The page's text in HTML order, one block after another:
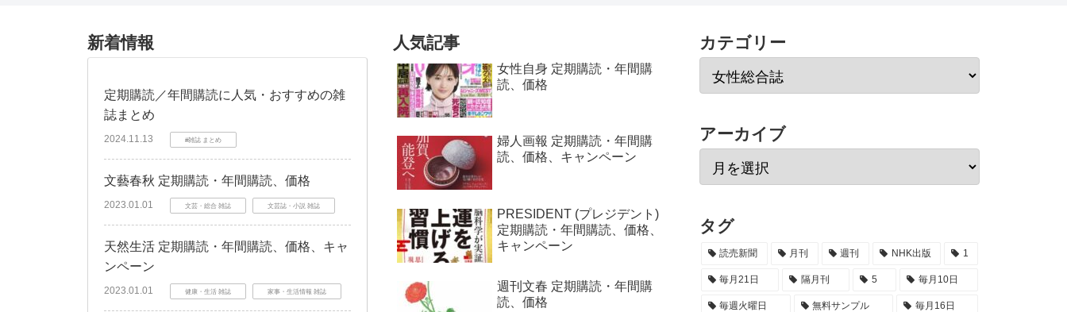
新着情報
定期購読／年間購読に人気・おすすめの雑
誌まとめ
2024.11.13 #雑誌 まとめ
文藝春秋 定期購読・年間購読、価格
2023.01.01 文芸・総合 雑誌 文芸誌・小説 雑誌
天然生活 定期購読・年間購読、価格、キャ
ンペーン
2023.01.01 健康・生活 雑誌 家事・生活情報 雑誌
人気記事
女性自身 定期購読・年間購
読、価格
婦人画報 定期購読・年間購
読、価格、キャンペーン
PRESIDENT (プレジデント)
定期購読・年間購読、価格、
キャンペーン
週刊文春 定期購読・年間購
読、価格
カテゴリー
アーカイブ
タグ
読売新聞 月刊 週刊 NHK出版 1
毎月21日 隔月刊 5 毎月10日
毎週火曜日 無料サンプル 毎月16日